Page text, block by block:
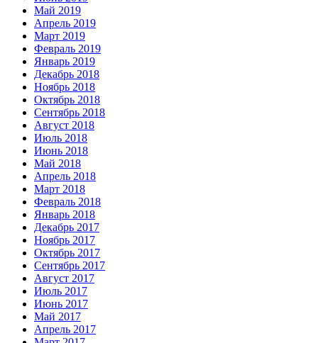
Май 2019
Апрель 2019
Март 2019
Февраль 2019
Январь 2019
Декабрь 2018
Ноябрь 2018
Октябрь 2018
Сентябрь 2018
Август 2018
Июль 2018
Июнь 2018
Май 2018
Апрель 2018
Март 2018
Февраль 2018
Январь 2018
Декабрь 2017
Ноябрь 2017
Октябрь 2017
Сентябрь 2017
Август 2017
Июль 2017
Июнь 2017
Май 2017
Апрель 2017